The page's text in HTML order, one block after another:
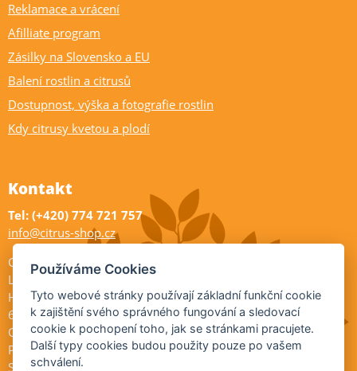
Reklamace a vrácení
Afilliate program
Zásilky na Slovensko a EU
Balení rostlin a citrusů
Dostupnost, výška a fotografie rostlin
Kdy citrusy kvetou a plodí
Kontakt
Tel: (+420) 774 721 757
info@citrus-shop.cz
Citrus shop zahradnictví
Legionářů 2
Hodonín
695 01
Otevřeno:
Po-Pá 9-17
So 9-11:30
Používáme Cookies
Tyto webové stránky používají základní funkční cookie
k zajištění svého správného fungování a sledovací
cookie k pochopení toho, jak se stránkami pracujete.
Další typy cookies budou použity pouze po vašem
schválení.